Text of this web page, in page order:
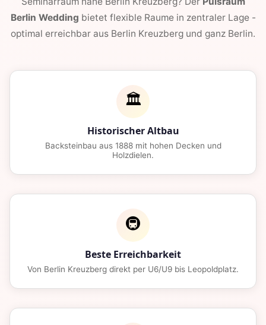
Berlin Wedding bietet flexible Raume in zentraler Lage -
optimal erreichbar aus Berlin Kreuzberg und ganz Berlin.
🏛️
Historischer Altbau
Backsteinbau aus 1888 mit hohen Decken und
Holzdielen.
🚇
Beste Erreichbarkeit
Von Berlin Kreuzberg direkt per U6/U9 bis Leopoldplatz.